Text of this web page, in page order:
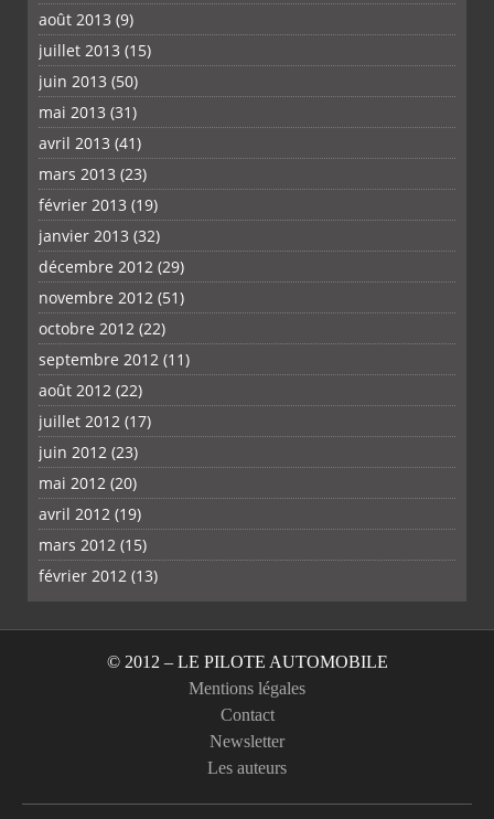
août 2013 (9)
juillet 2013 (15)
juin 2013 (50)
mai 2013 (31)
avril 2013 (41)
mars 2013 (23)
février 2013 (19)
janvier 2013 (32)
décembre 2012 (29)
novembre 2012 (51)
octobre 2012 (22)
septembre 2012 (11)
août 2012 (22)
juillet 2012 (17)
juin 2012 (23)
mai 2012 (20)
avril 2012 (19)
mars 2012 (15)
février 2012 (13)
© 2012 – LE PILOTE AUTOMOBILE
Mentions légales
Contact
Newsletter
Les auteurs